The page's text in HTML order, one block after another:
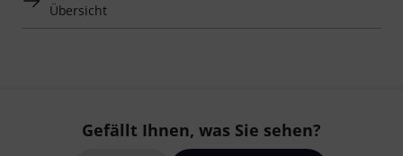
Übersicht
Gefällt Ihnen, was Sie sehen?